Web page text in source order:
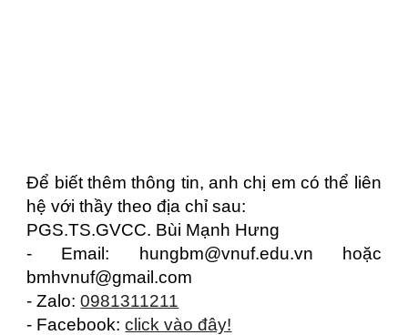
Để biết thêm thông tin, anh chị em có thể liên
hệ với thầy theo địa chỉ sau:
PGS.TS.GVCC. Bùi Mạnh Hưng
- Email: hungbm@vnuf.edu.vn hoặc
bmhvnuf@gmail.com
- Zalo:0981311211
- Facebook:click vào đây!